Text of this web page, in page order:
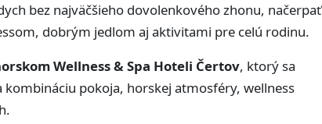
bez najväčšieho dovolenkového zhonu, načerpať
dobrým jedlom aj aktivitami pre celú rodinu.
Wellness & Spa Hoteli Čertov, ktorý sa
pokoja, horskej atmosféry, wellness